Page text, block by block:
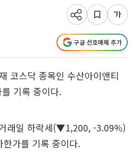
구글 선호매체 추가
코스닥 종목인 수산아이앤티
기록 중이다.
래일 하락세(▼1,200, -3.09%)
가를 기록 중이다.